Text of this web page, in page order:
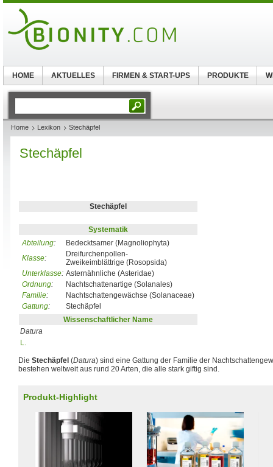
Home Lexikon Stechäpfel
Stechäpfel
Stechäpfel
Systematik
Abteilung:
Bedecktsamer (Magnoliophyta)
Klasse:
Dreifurchenpollen-
Zweikeimblättrige (Rosopsida)
Unterklasse: Asternähnliche (Asteridae)
Ordnung:
Nachtschattenartige (Solanales)
Familie:
Nachtschattengewächse (Solanaceae)
Gattung:
Stechäpfel
Wissenschaftlicher Name
Datura
L.
Die Stechäpfel (Datura) sind eine Gattung der Familie der
bestehen weltweit aus rund 20 Arten, die alle stark giftig sind.
Produkt-Highlight
HOME AKTUELLES FIRMEN & START-UPS PRODUKTE